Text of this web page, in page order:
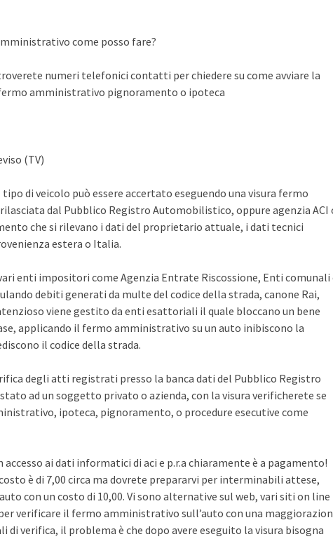
come posso fare?
numeri telefonici contatti per chiedere su come avviare la
amministrativo pignoramento o ipoteca
(TV)
di veicolo può essere accertato eseguendo una visura fermo
dal Pubblico Registro Automobilistico, oppure agenzia ACI
che si rilevano i dati del proprietario attuale, i dati tecnici
estera o Italia.
enti impositori come Agenzia Entrate Riscossione, Enti comunali
debiti generati da multe del codice della strada, canone Rai,
viene gestito da enti esattoriali il quale bloccano un bene
applicando il fermo amministrativo su un auto inibiscono la
il codice della strada.
degli atti registrati presso la banca dati del Pubblico Registro
ad un soggetto privato o azienda, con la visura verificherete se
ipoteca, pignoramento, o procedure esecutive come
accesso ai dati informatici di aci e p.r.a chiaramente è a pagamento!
è di 7,00 circa ma dovrete prepararvi per interminabili attese,
con un costo di 10,00. Vi sono alternative sul web, vari siti on line
verificare il fermo amministrativo sull’auto con una
verifica, il problema è che dopo avere eseguito la visura bisogna